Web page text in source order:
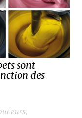
sont
des